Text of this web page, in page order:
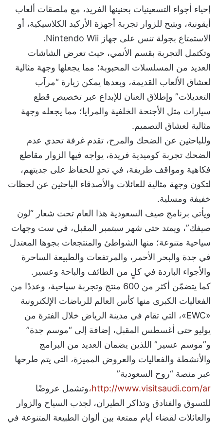
إحياء أجواء التسعينيات بحنينها الفريد، مع ملصقات ألعاب
أيقونية، ويتيح للزوار تجربة أجهزة الأركيد الكلاسيكية، أو
الاستمتاع بجولة تنس على جهاز Nintendo Wii.
وتكتمل التجربة بقسم الأنمي، حيث تعرض الشاشات
العديد من المسلسلات المحبوبة؛ مما يجعلها وجهة مثالية
لعشاق الألعاب القديمة، وبعدها يمكن زيارة “مرآب
التعديلات” وإطلاق العنان للإبداع عبر تخصيص قطع
سيارات مثل الأجنحة الخلفية والمرايا؛ مما يجعله وجهة
مثالية لعشاق التصميم.
وللباحثين عن الضحك والمرح، تقدم غرفة تحدي عدم
الضحك تجربة كوميدية فريدة، يواجه فيها الزوار مقاطع
فكاهية ومواقف طريفة، في تحدٍ للحفاظ على جديتهم،
لتكون وجهة مثالية للعائلات والأصدقاء الباحثين عن لحظات
خفيفة ومسلية.
ويأتي برنامج صيف السعودية هذا العام تحت شعار “لون
صيفك”، ويمتد حتى شهر سبتمبر المقبل، في ست وجهات
سياحية متنوعة؛ منها الشواطئ والمنتجعات بجوها المعتدل
في جدة والبحر الأحمر، والمرتفعات والطبيعة الساحرة
والأجواء الباردة في كلٍ من الطائف والباحة وعسير.
كما يتضمّن أكثر من 600 منتج وتجربة سياحية، وعددًا من
الفعاليات الكبرى منها كأس العالم للرياضات الإلكترونية
«EWC»، التي تقام في مدينة الرياض خلال الفترة من
يوليو حتى أغسطس المقبل، إضافة إلى “موسم جدة”
و”موسم عسير” اللذين يضمان العديد من البرامج
والأنشطة والفعاليات والعروض المميزة، التي يتم طرحها
عبر منصة “روح السعودية”
http://www.visitsaudi.com/ar، وتشمل عروضًا
للتسوق والفنادق وتذاكر الطيران، لجذب السياح والزوار
والعائلات لقضاء أيام ممتعة بين ألوان الطبيعة المتنوعة في